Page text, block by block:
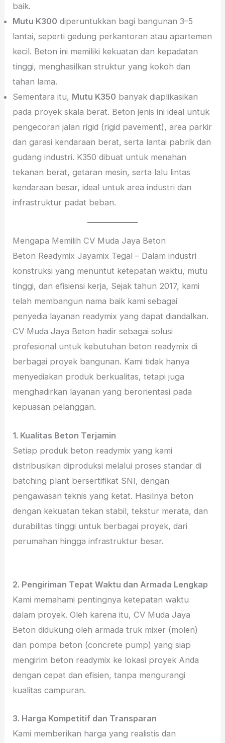
baik.
Mutu K300 diperuntukkan bagi bangunan 3–5
lantai, seperti gedung perkantoran atau apartemen
kecil. Beton ini memiliki kekuatan dan kepadatan
tinggi, menghasilkan struktur yang kokoh dan
tahan lama.
Sementara itu, Mutu K350 banyak diaplikasikan
pada proyek skala berat. Beton jenis ini ideal untuk
pengecoran jalan rigid (rigid pavement), area parkir
dan garasi kendaraan berat, serta lantai pabrik dan
gudang industri. K350 dibuat untuk menahan
tekanan berat, getaran mesin, serta lalu lintas
kendaraan besar, ideal untuk area industri dan
infrastruktur padat beban.
Mengapa Memilih CV Muda Jaya Beton
Beton Readymix Jayamix Tegal – Dalam industri
konstruksi yang menuntut ketepatan waktu, mutu
tinggi, dan efisiensi kerja, Sejak tahun 2017, kami
telah membangun nama baik kami sebagai
penyedia layanan readymix yang dapat diandalkan.
CV Muda Jaya Beton hadir sebagai solusi
profesional untuk kebutuhan beton readymix di
berbagai proyek bangunan. Kami tidak hanya
menyediakan produk berkualitas, tetapi juga
menghadirkan layanan yang berorientasi pada
kepuasan pelanggan.
1. Kualitas Beton Terjamin
Setiap produk beton readymix yang kami
distribusikan diproduksi melalui proses standar di
batching plant bersertifikat SNI, dengan
pengawasan teknis yang ketat. Hasilnya beton
dengan kekuatan tekan stabil, tekstur merata, dan
durabilitas tinggi untuk berbagai proyek, dari
perumahan hingga infrastruktur besar.
2. Pengiriman Tepat Waktu dan Armada Lengkap
Kami memahami pentingnya ketepatan waktu
dalam proyek. Oleh karena itu, CV Muda Jaya
Beton didukung oleh armada truk mixer (molen)
dan pompa beton (concrete pump) yang siap
mengirim beton readymix ke lokasi proyek Anda
dengan cepat dan efisien, tanpa mengurangi
kualitas campuran.
3. Harga Kompetitif dan Transparan
Kami memberikan harga yang realistis dan